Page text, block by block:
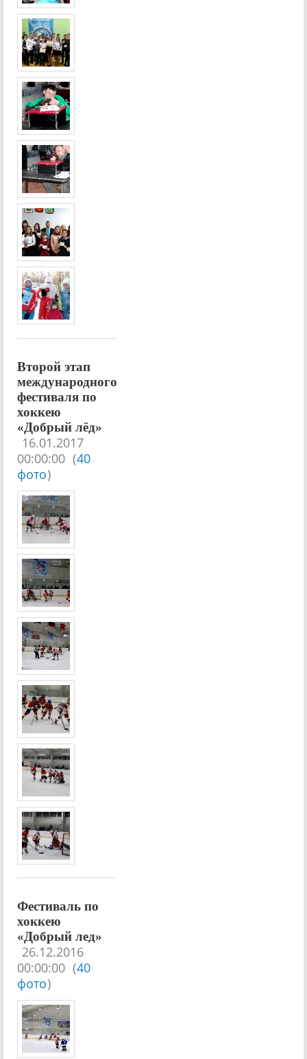
Второй этап
международного
фестиваля по
хоккею
«Добрый лёд»
16.01.2017
00:00:00 (40
фото)
Фестиваль по
хоккею
«Добрый лед»
26.12.2016
00:00:00 (40
фото)